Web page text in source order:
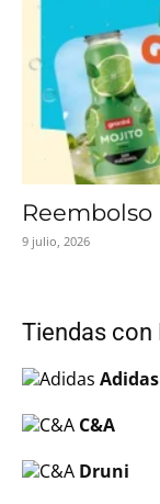
9 julio, 2026
Tiendas con
Adidas
C&A
Druni